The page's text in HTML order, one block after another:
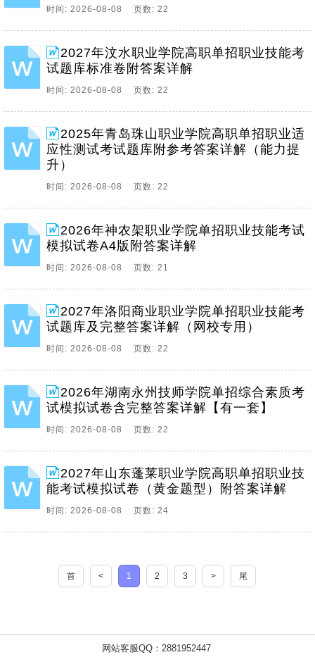
时间: 2026-08-08 页数: 22
2027年汶水职业学院高职单招职业技能考
试题库标准卷附答案详解
时间: 2026-08-08 页数: 22
2025年青岛珠山职业学院高职单招职业适
应性测试考试题库附参考答案详解（能力提
升）
时间: 2026-08-08 页数: 22
2026年神农架职业学院单招职业技能考试
模拟试卷A4版附答案详解
时间: 2026-08-08 页数: 21
2027年洛阳商业职业学院单招职业技能考
试题库及完整答案详解（网校专用）
时间: 2026-08-08 页数: 22
2026年湖南永州技师学院单招综合素质考
试模拟试卷含完整答案详解【有一套】
时间: 2026-08-08 页数: 22
2027年山东蓬莱职业学院高职单招职业技
能考试模拟试卷（黄金题型）附答案详解
时间: 2026-08-08 页数: 24
首 < 1 2 3 > 尾
网站客服QQ：2881952447